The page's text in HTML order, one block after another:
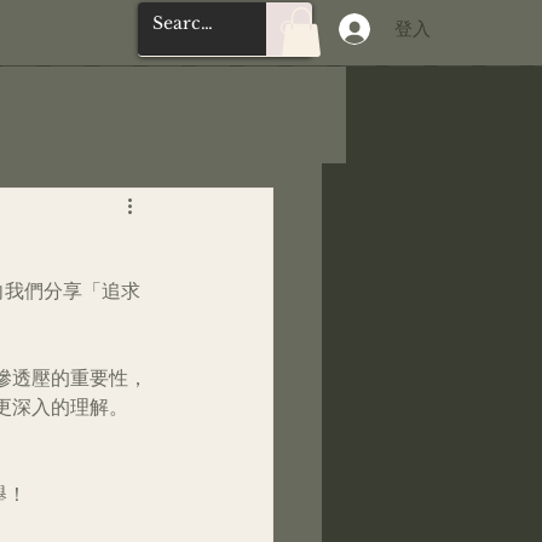
登入
們分享「追求
壓的重要性，
入的理解。